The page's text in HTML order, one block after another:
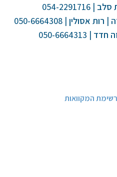
סלב | 054-2291716
| רות אסולין | 050-6664308
חדד | 050-6664313
המקוואות